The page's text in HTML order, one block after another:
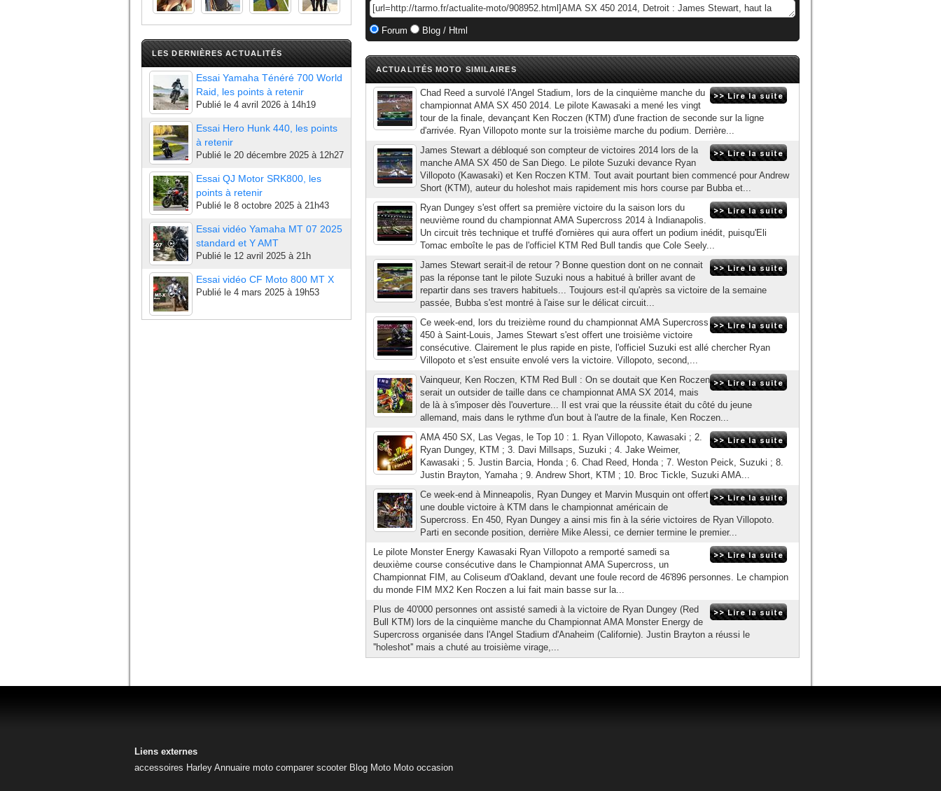
LES DERNIÈRES ACTUALITÉS
Essai Yamaha Ténéré 700 World
Raid, les points à retenir
Publié le 4 avril 2026 à 14h19
Essai Hero Hunk 440, les points
à retenir
Publié le 20 décembre 2025 à 12h27
Essai QJ Motor SRK800, les
points à retenir
Publié le 8 octobre 2025 à 21h43
Essai vidéo Yamaha MT 07 2025
standard et Y AMT
Publié le 12 avril 2025 à 21h
Essai vidéo CF Moto 800 MT X
Publié le 4 mars 2025 à 19h53
Forum Blog / Html
ACTUALITÉS MOTO SIMILAIRES
Chad Reed a survolé l'Angel Stadium, lors de la cinquième manche du
championnat AMA SX 450 2014. Le pilote Kawasaki a mené les vingt
tour de la finale, devançant Ken Roczen (KTM) d'une fraction de seconde sur la ligne
d'arrivée. Ryan Villopoto monte sur la troisième marche du podium. Derrière...
James Stewart a débloqué son compteur de victoires 2014 lors de la
manche AMA SX 450 de San Diego. Le pilote Suzuki devance Ryan
Villopoto (Kawasaki) et Ken Roczen KTM. Tout avait pourtant bien commencé pour Andrew
Short (KTM), auteur du holeshot mais rapidement mis hors course par Bubba et...
Ryan Dungey s'est offert sa première victoire du la saison lors du
neuvième round du championnat AMA Supercross 2014 à Indianapolis.
Un circuit très technique et truffé d'ornières qui aura offert un podium inédit, puisqu'Eli
Tomac emboîte le pas de l'officiel KTM Red Bull tandis que Cole Seely...
James Stewart serait-il de retour ? Bonne question dont on ne connait
pas la réponse tant le pilote Suzuki nous a habitué à briller avant de
repartir dans ses travers habituels... Toujours est-il qu'après sa victoire de la semaine
passée, Bubba s'est montré à l'aise sur le délicat circuit...
Ce week-end, lors du treizième round du championnat AMA Supercross
450 à Saint-Louis, James Stewart s'est offert une troisième victoire
consécutive. Clairement le plus rapide en piste, l'officiel Suzuki est allé chercher Ryan
Villopoto et s'est ensuite envolé vers la victoire. Villopoto, second,...
Vainqueur, Ken Roczen, KTM Red Bull : On se doutait que Ken Roczen
serait un outsider de taille dans ce championnat AMA SX 2014, mais
de là à s'imposer dès l'ouverture... Il est vrai que la réussite était du côté du jeune
allemand, mais dans le rythme d'un bout à l'autre de la finale, Ken Roczen...
AMA 450 SX, Las Vegas, le Top 10 : 1. Ryan Villopoto, Kawasaki ; 2.
Ryan Dungey, KTM ; 3. Davi Millsaps, Suzuki ; 4. Jake Weimer,
Kawasaki ; 5. Justin Barcia, Honda ; 6. Chad Reed, Honda ; 7. Weston Peick, Suzuki ; 8.
Justin Brayton, Yamaha ; 9. Andrew Short, KTM ; 10. Broc Tickle, Suzuki AMA...
Ce week-end à Minneapolis, Ryan Dungey et Marvin Musquin ont offert
une double victoire à KTM dans le championnat américain de
Supercross. En 450, Ryan Dungey a ainsi mis fin à la série victoires de Ryan Villopoto.
Parti en seconde position, derrière Mike Alessi, ce dernier termine le premier...
Le pilote Monster Energy Kawasaki Ryan Villopoto a remporté samedi sa
deuxième course consécutive dans le Championnat AMA Supercross, un
Championnat FIM, au Coliseum d'Oakland, devant une foule record de 46'896 personnes. Le champion
du monde FIM MX2 Ken Roczen a lui fait main basse sur la...
Plus de 40'000 personnes ont assisté samedi à la victoire de Ryan Dungey (Red
Bull KTM) lors de la cinquième manche du Championnat AMA Monster Energy de
Supercross organisée dans l'Angel Stadium d'Anaheim (Californie). Justin Brayton a réussi le
''holeshot'' mais a chuté au troisième virage,...
Liens externes
accessoires Harley Annuaire moto comparer scooter Blog Moto Moto occasion